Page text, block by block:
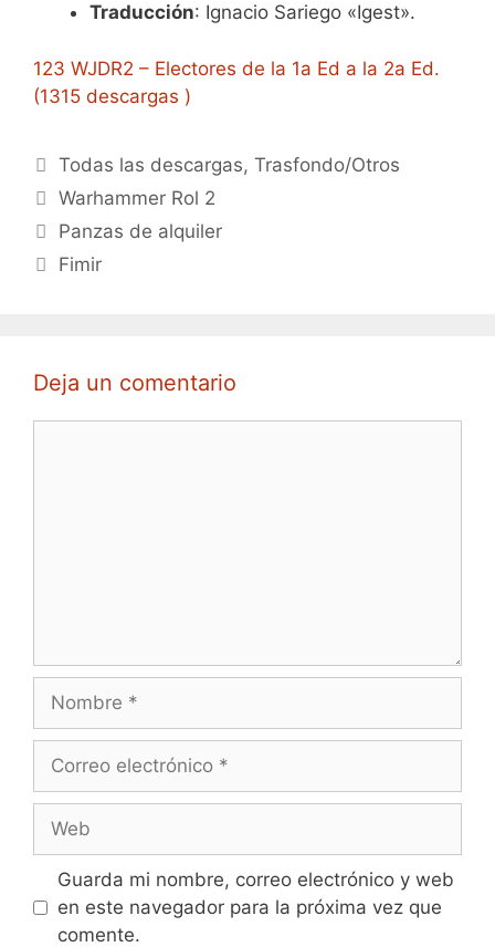
Traducción: Ignacio Sariego «Igest».
123 WJDR2 – Electores de la 1a Ed a la 2a Ed.
(1315 descargas )
Categorías
Todas las descargas,Trasfondo/Otros
Etiquetas
Warhammer Rol 2
Panzas de alquiler
Fimir
Deja un comentario
electrónico
Guarda mi nombre, correo electrónico y web
en este navegador para la próxima vez que
comente.